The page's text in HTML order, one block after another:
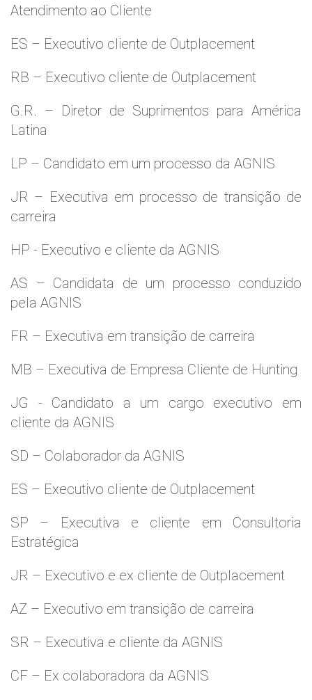
Atendimento ao Cliente
ES – Executivo cliente de Outplacement
RB – Executivo cliente de Outplacement
G.R. – Diretor de Suprimentos para América
Latina
LP – Candidato em um processo da AGNIS
JR – Executiva em processo de transição de
carreira
HP - Executivo e cliente da AGNIS
AS – Candidata de um processo conduzido
pela AGNIS
FR – Executiva em transição de carreira
MB – Executiva de Empresa Cliente de Hunting
JG - Candidato a um cargo executivo em
cliente da AGNIS
SD – Colaborador da AGNIS
ES – Executivo cliente de Outplacement
SP – Executiva e cliente em Consultoria
Estratégica
JR – Executivo e ex cliente de Outplacement
AZ – Executivo em transição de carreira
SR – Executiva e cliente da AGNIS
CF – Ex colaboradora da AGNIS